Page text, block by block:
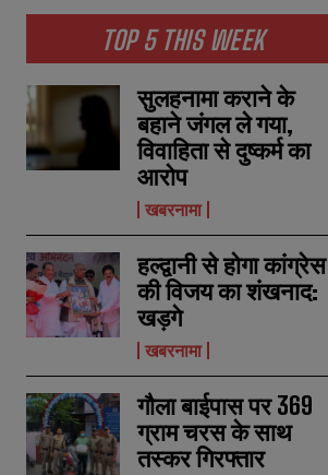
TOP 5 THIS WEEK
सुलहनामा कराने के
बहाने जंगल ले गया,
विवाहिता से दुष्कर्म का
आरोप
खबरनामा
हल्द्वानी से होगा कांग्रेस
की विजय का शंखनाद:
खड़गे
खबरनामा
गौला बाईपास पर 369
ग्राम चरस के साथ
तस्कर गिरफ्तार